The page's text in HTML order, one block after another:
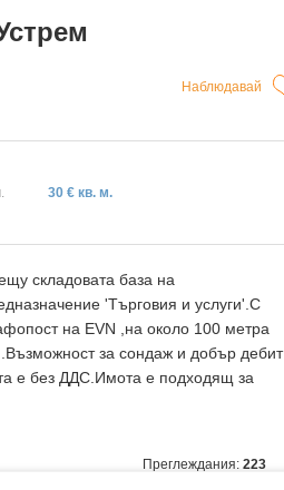
Наблюдавай
30 € кв. м.
складовата база на
'Търговия и услуги'.С
на EVN ,на около 100 метра
за сондаж и добър дебит
е без ДДС.Имота е подходящ за
Преглеждания: 223